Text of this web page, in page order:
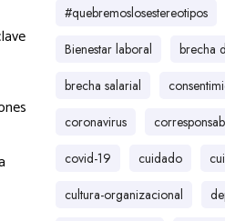
#quebremoslosestereotipos
Bienestar laboral
brecha
brecha salarial
coronavirus
covid-19
cuidado
cultura-organizacional